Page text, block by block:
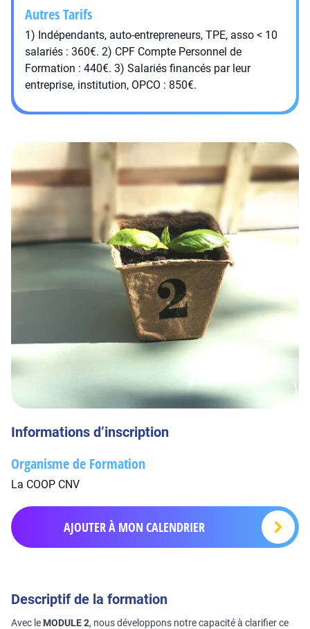
Autres Tarifs
1) Indépendants, auto-entrepreneurs, TPE, asso < 10
salariés : 360€. 2) CPF Compte Personnel de
Formation : 440€. 3) Salariés financés par leur
entreprise, institution, OPCO : 850€.
Informations d’inscription
Organisme de Formation
La COOP CNV
AJOUTER À MON CALENDRIER
Descriptif de la formation
Avec le MODULE 2, nous développons notre capacité à clarifier ce